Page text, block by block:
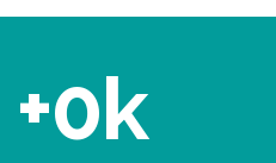
+0k